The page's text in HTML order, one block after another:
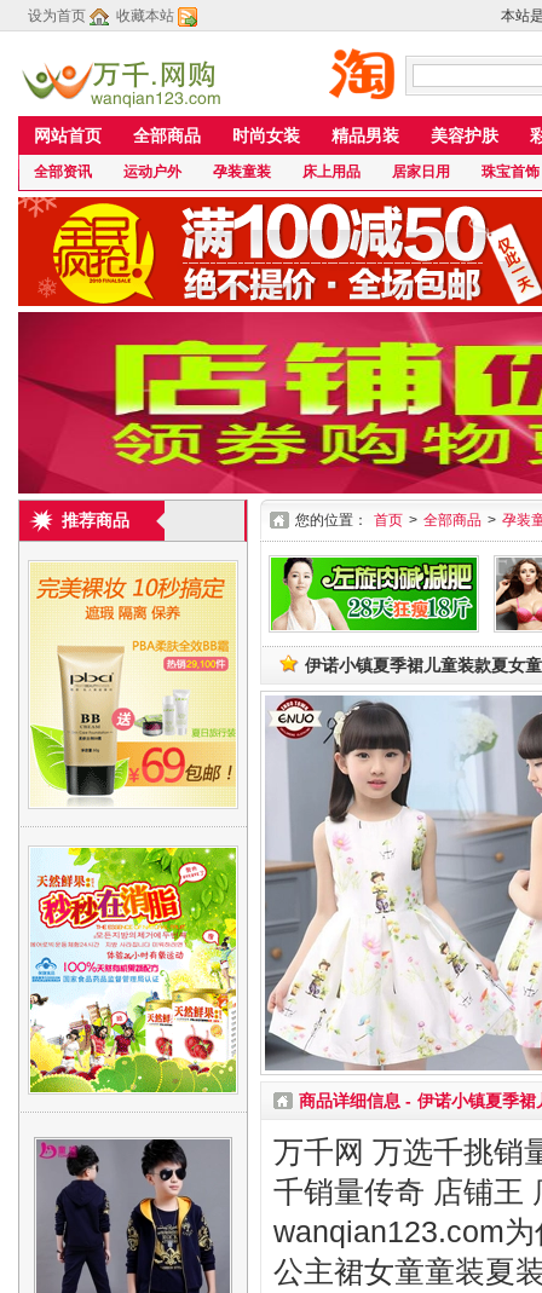
设为首页 收藏本站 本站
网站首页 全部商品 时尚女装 精品男装 美容护肤
全部资讯 运动户外 孕装童装 床上用品 居家日用 珠宝首饰
推荐商品 您的位置： 首页 > 全部商品 > 孕装
伊诺小镇夏季裙儿童装款夏女
商品详细信息 - 伊诺小镇夏季裙
万千网 万选千挑销
千销量传奇 店铺王
wanqian123.com
公主裙女童童装夏